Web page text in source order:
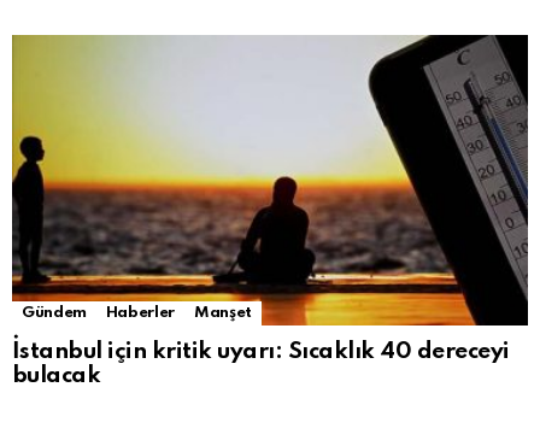
Gündem Haberler Manşet
İstanbul için kritik uyarı: Sıcaklık 40 dereceyi
bulacak